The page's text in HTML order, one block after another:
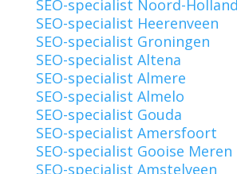
SEO-specialist Noord-Holland
SEO-specialist Heerenveen
SEO-specialist Groningen
SEO-specialist Altena
SEO-specialist Almere
SEO-specialist Almelo
SEO-specialist Gouda
SEO-specialist Amersfoort
SEO-specialist Gooise Meren
SEO-specialist Amstelveen